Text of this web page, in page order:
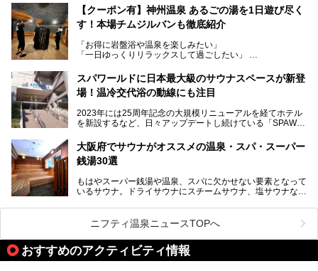
サウナー注目の3種のサウナや160cmの深水風呂、没入感の
高い岩盤浴エリア、日本最大の台数を誇る最新AIフィットネ
スマシンなど、見どころ満載の館内を詳しくご紹介します。
に“一日中くつろげる場所”としてパワーアップしています。
今回のリニューアルでは、新たに登場した瞑想サウナをはじ
見どころが盛りだくさん。日常の疲れを癒やしたい方はもち
ろん、休日にゆったり過ごしたい方にもぴったりの内容とな
本記事では、そんなリニューアル後の注目ポイントを詳しく
紹介します。これから「鶴見緑地湯元水春」に訪れる方や、
い。
【クーポン有】神州温泉 あるごの湯を1日遊び尽く
す！本場チムジルバンも徹底紹介
「お得に岩盤浴や温泉を楽しみたい」
「一日ゆっくりリラックスして過ごしたい」
利用できる「神州温泉 あるごの湯」です。
あるごの湯は、大阪府豊中市にある日帰り温浴施設で、阪急
チムジルバン（岩盤浴）を中心に、発汗・リラックス・漫画
タイムまで満喫できる長時間滞在型の施設なので、一日中ゆ
る迫力ある熱波パフォーマンスも毎日行われており、“とと
のう”体験をしっかり楽しめるのもポイントです。
ケやボウリングといった遊び場もあり、友人同士やカップル
で“遊び+癒し”の一日を過ごすのにもぴったり。
処にいたるまで魅力をたっぷり堪能してきたので、その全容
スパワールドに日本最大級のサウナスペースが新登
場！温冷交代浴の動線にも注目
2023年には25周年記念の大規模リニューアルを経てホテル
を新設するなど、日々アップデートし続けている「SPAWO
そんなスパワールドが2025年11月15日（土）に、新たな浴
室や日本最大級140人収容の大規模サウナを携えてリニュー
アルオープン！浴室である4F・6Fそれぞれにリニューアル
大規模リニューアルの全容を確認すべく、リニューアルプレ
オープンイベントに行ってきました！今回はそのリニューア
大阪府でサウナがオススメの温泉・スパ・スーパー
銭湯30選
もはやスーパー銭湯や温泉、スパに欠かせない要素となって
いるサウナ。ドライサウナにスチームサウナ、塩サウナな
ペース、ロウリュウなど、心ゆくまで楽しむためのサービス
が充実した施設も多くみられます。
今回はそんなサウナにこだわった、大阪府内のオススメ温
泉・銭湯・スパを30件紹介したいと思います！
ニフティ温泉ニュースTOPへ
おすすめのアクティビティ情報